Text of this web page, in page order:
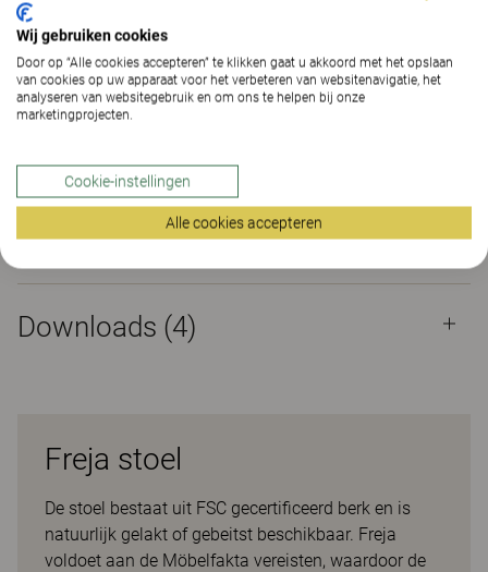
Materialen Downloads (4)
Certificaten
Materialen
Downloads (4)
Freja stoel
De stoel bestaat uit FSC gecertificeerd berk en is
natuurlijk gelakt of gebeitst beschikbaar. Freja
voldoet aan de Möbelfakta vereisten, waardoor de
Wij gebruiken cookies
Door op “Alle cookies accepteren” te klikken gaat u akkoord met het opslaan
van cookies op uw apparaat voor het verbeteren van websitenavigatie, het
analyseren van websitegebruik en om ons te helpen bij onze
marketingprojecten.
Cookie-instellingen
Alle cookies accepteren